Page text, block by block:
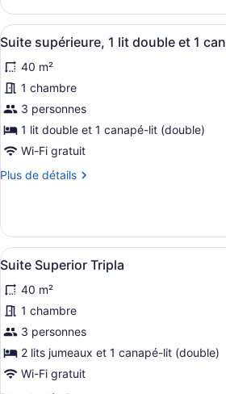
Standard
(Triple)
Suite
Standard
(Triple)
Afficher
toutes
les
photos
pour
ce
type
chambre :
1
lit
double
et
1
canapé-
lit
Une
3
Suite supérieure, 1 lit double et 1
40 m²
1 chambre
3 personnes
1 lit double et 1 canapé-lit (double)
Wi-Fi gratuit
Plus de détails
Plus
Suite
supérieure,
1
double
et
canapé-
lit
Afficher
toutes
les
photos
pour
ce
type
Une
1
Suite Superior Tripla
40 m²
1 chambre
3 personnes
2 lits jumeaux et 1 canapé-lit (double)
Wi-Fi gratuit